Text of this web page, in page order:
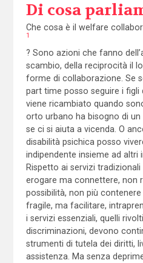
Di cosa
Che cosa è il welfare
1
? Sono azioni che fanno
scambio, della reciprocità il
forme di collaborazione. Se
part time posso seguire i figli
viene ricambiato quando
orto urbano ha bisogno di
se ci si aiuta a vicenda. O
disabilità psichica posso
indipendente insieme ad altri
Rispetto ai servizi
erogare ma connettere, non
possibilità, non più
fragile, ma facilitare,
i servizi essenziali, quelli
discriminazioni, devono
strumenti di tutela dei diritti,
assistenza. Ma senza